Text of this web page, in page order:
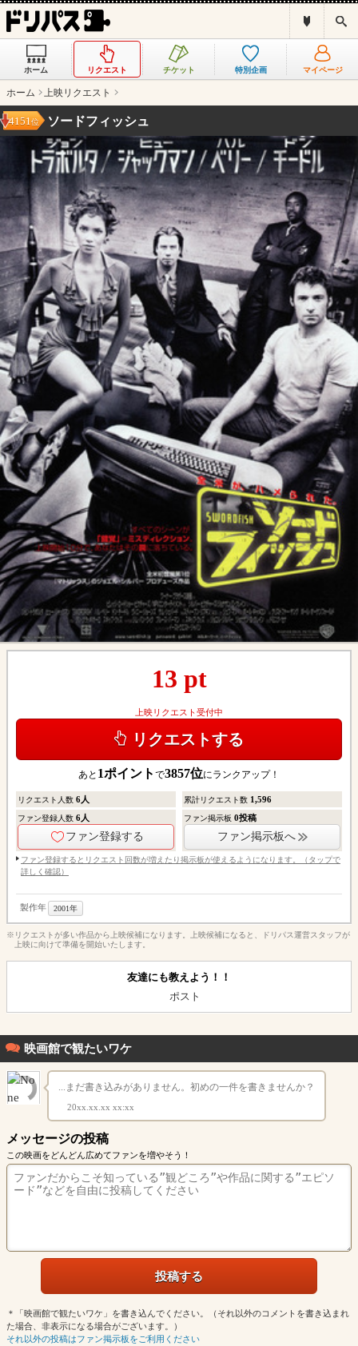
ス
ホーム リクエスト チケット 特別企画 マイページ
ホーム 上映リクエスト
ソードフィッシュ
4151位
13 pt
上映リクエスト受付中
リクエストする
あと 1ポイント で3857位にランクアップ！
リクエスト人数 6人 累計リクエスト数 1,596
ファン登録人数 6人
ファン登録する
ファン掲示板0投稿
ファン掲示板へ
ファン登録するとリクエスト回数が増えたり掲示板が使えるようになります。（タップで
詳しく確認）
製作年 2001年
※リクエストが多い作品から上映候補になります。上映候補になると、ドリパス運営スタッフが
上映に向けて準備を開始いたします。
友達にも教えよう！！
ポスト
映画館で観たいワケ
...まだ書き込みがありません。初めの一件を書きませんか？
20xx.xx.xx xx:xx
メッセージの投稿
この映画をどんどん広めてファンを増やそう！
＊「映画館で観たいワケ」を書き込んでください。（それ以外のコメントを書き込まれ
た場合、非表示になる場合がございます。）
それ以外の投稿はファン掲示板をご利用ください